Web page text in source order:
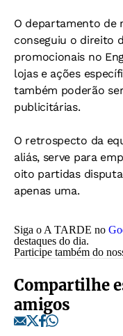
O departamento de
conseguiu o direito
promocionais no
lojas e ações
também poderão
publicitárias.
O retrospecto da
aliás, serve para
oito partidas
apenas uma.
Siga o A TARDE no
destaques do dia.
Participe também do
Compartilhe
amigos